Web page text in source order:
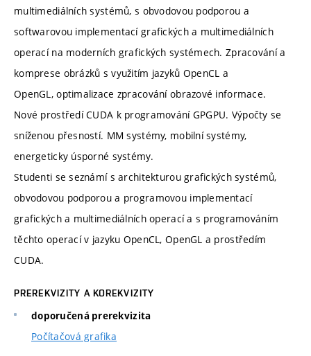
multimediálních systémů, s obvodovou podporou a
softwarovou implementací grafických a multimediálních
operací na moderních grafických systémech. Zpracování a
komprese obrázků s využitím jazyků OpenCL a
OpenGL, optimalizace zpracování obrazové informace.
Nové prostředí CUDA k programování GPGPU. Výpočty se
sníženou přesností. MM systémy, mobilní systémy,
energeticky úsporné systémy.
Studenti se seznámí s architekturou grafických systémů,
obvodovou podporou a programovou implementací
grafických a multimediálních operací a s programováním
těchto operací v jazyku OpenCL, OpenGL a prostředím
CUDA.
PREREKVIZITY A KOREKVIZITY
doporučená prerekvizita
Počítačová grafika